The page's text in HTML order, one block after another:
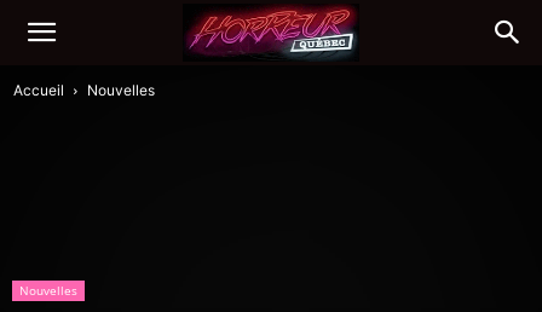
Accueil Nouvelles
Nouvelles